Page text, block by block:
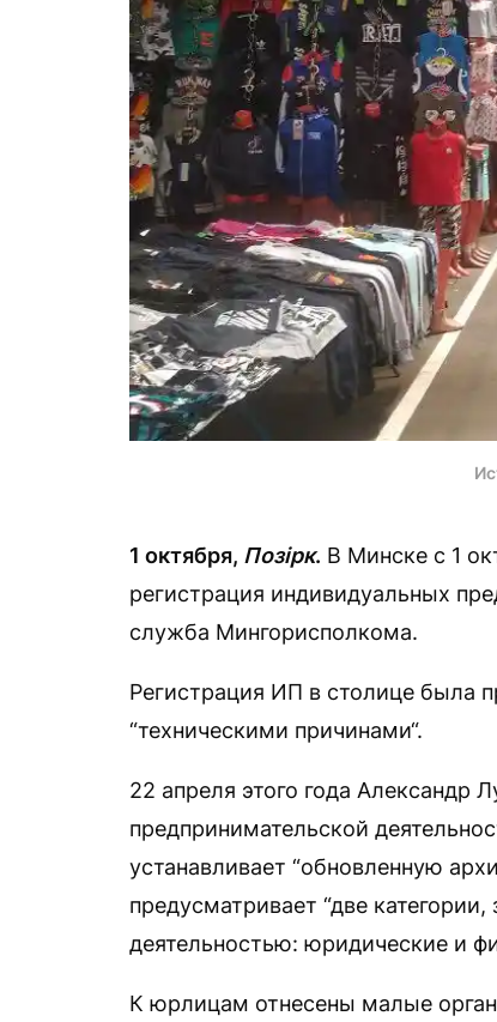
1 октября, Позірк. В Минске с 1
регистрация индивидуальных
служба Мингорисполкома.
Регистрация ИП в столице была
“техническими причинами“.
22 апреля этого года Александр
предпринимательской
устанавливает “обновленную
предусматривает “две
деятельностью: юридические и
К юрлицам отнесены малые